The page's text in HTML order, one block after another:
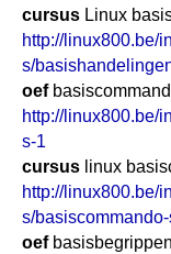
cursus Linux
http://linux800.be/
s/
oef
http://linux800.be/
s-1
cursus linux
http://linux800.be/
s/
oef